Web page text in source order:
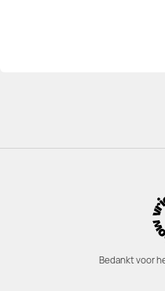
Bedankt voor